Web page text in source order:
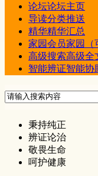
论坛论坛主页
导读分类推送
精华精华汇总
家园会员家园（
高级搜索高级全
智能辨证智能协
秉持纯正
辨证论治
敬畏生命
呵护健康